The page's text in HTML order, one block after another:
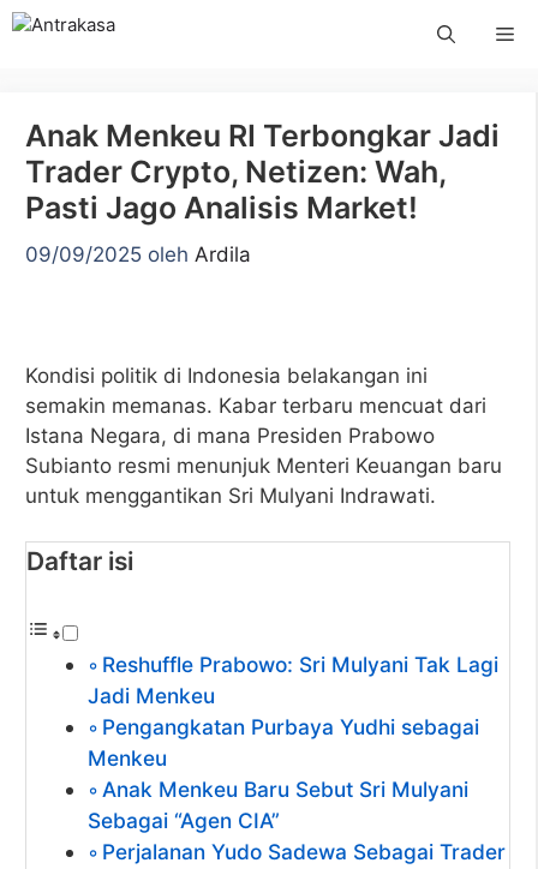
Langsung
Anak Menkeu RI Terbongkar Jadi
Trader Crypto, Netizen: Wah,
Pasti Jago Analisis Market!
09/09/2025 oleh Ardila
Kondisi politik di Indonesia belakangan ini
semakin memanas. Kabar terbaru mencuat dari
Istana Negara, di mana Presiden Prabowo
Subianto resmi menunjuk Menteri Keuangan baru
untuk menggantikan Sri Mulyani Indrawati.
Daftar isi
Reshuffle Prabowo: Sri Mulyani Tak Lagi
Jadi Menkeu
Pengangkatan Purbaya Yudhi sebagai
Menkeu
Anak Menkeu Baru Sebut Sri Mulyani
Sebagai “Agen CIA”
Perjalanan Yudo Sadewa Sebagai Trader